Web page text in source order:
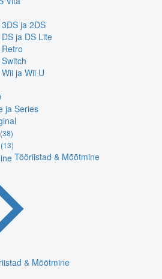
ja 2DS
ja DS Lite
ja Wii U
ja Series
(38)
(13)
Tööriistad & Mõõtmine
& Mõõtmine